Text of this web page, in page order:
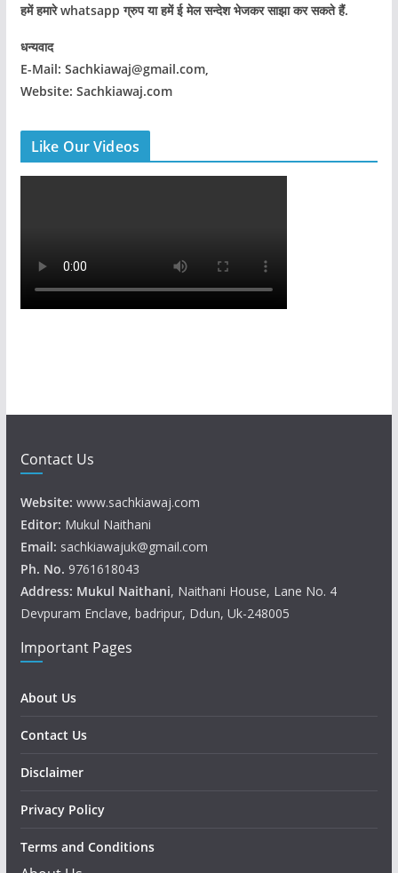
हमें हमारे whatsapp ग्रुप या हमें ई मेल सन्देश भेजकर साझा कर सकते हैं.
धन्यवाद
E-Mail: Sachkiawaj@gmail.com,
Website: Sachkiawaj.com
Like Our Videos
Contact Us
Website: www.sachkiawaj.com
Editor: Mukul Naithani
Email: sachkiawajuk@gmail.com
Ph. No. 9761618043
Address: Mukul Naithani, Naithani House, Lane No. 4
Devpuram Enclave, badripur, Ddun, Uk-248005
Important Pages
About Us
Contact Us
Disclaimer
Privacy Policy
Terms and Conditions